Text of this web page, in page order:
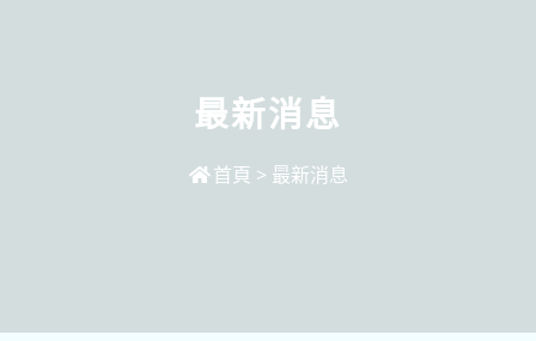
最新消息
首頁 > 最新消息